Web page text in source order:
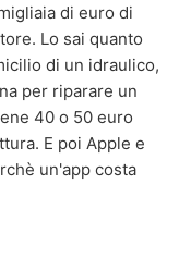
di euro di
Lo sai quanto
di un idraulico,
per riparare un
40 o 50 euro
E poi Apple e
un'app costa